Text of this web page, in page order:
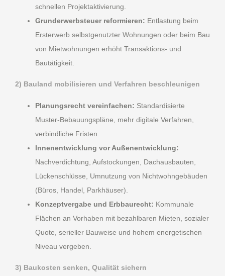
schnellen Projektaktivierung.
Grunderwerbsteuer reformieren: Entlastung beim
Ersterwerb selbstgenutzter Wohnungen oder beim Bau
von Mietwohnungen erhöht Transaktions- und
Bautätigkeit.
2) Bauland mobilisieren und Verfahren beschleunigen
Planungsrecht vereinfachen: Standardisierte
Muster-Bebauungspläne, mehr digitale Verfahren,
verbindliche Fristen.
Innenentwicklung vor Außenentwicklung:
Nachverdichtung, Aufstockungen, Dachausbauten,
Lückenschlüsse, Umnutzung von Nichtwohngebäuden
(Büros, Handel, Parkhäuser).
Konzeptvergabe und Erbbaurecht: Kommunale
Flächen an Vorhaben mit bezahlbaren Mieten, sozialer
Quote, serieller Bauweise und hohem energetischen
Niveau vergeben.
3) Baukosten senken, Qualität sichern